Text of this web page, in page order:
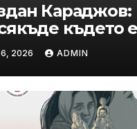
Караджов:
където е
човешка
за
6, 2026 ADMIN